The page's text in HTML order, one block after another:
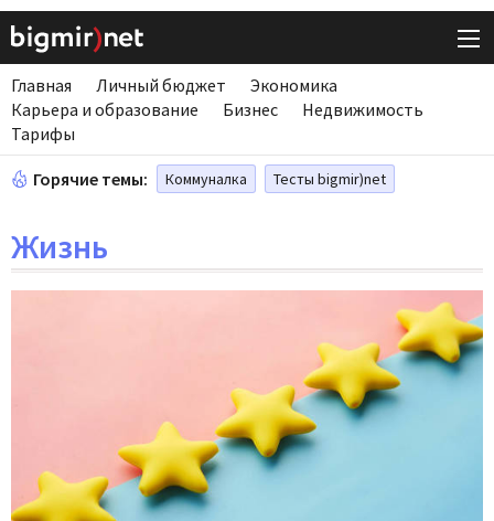
Главная Личный бюджет
Экономика
Карьера и образование
Бизнес
Недвижимость
Тарифы
Горячие темы: Коммуналка Тесты bigmir)net
Жизнь